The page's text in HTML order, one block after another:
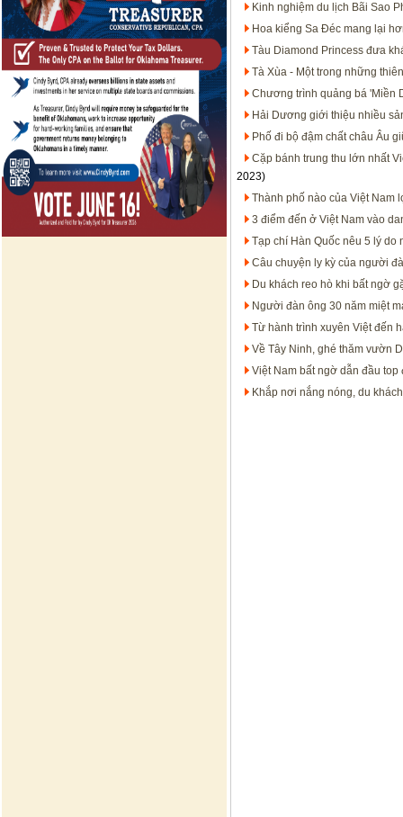
Kinh nghiệm du lịch Bãi Sao
Hoa kiểng Sa Đéc mang lại
Tàu Diamond Princess đưa
Tà Xùa - Một trong những
Chương trình quảng bá 'Miền
Hải Dương giới thiệu nhiều
Phố đi bộ đậm chất châu Âu
Cặp bánh trung thu lớn nhất
2023)
Thành phố nào của Việt Nam
3 điểm đến ở Việt Nam vào
Tạp chí Hàn Quốc nêu 5 lý do
Câu chuyện ly kỳ của người
Du khách reo hò khi bất ngờ
Người đàn ông 30 năm miệt
Từ hành trình xuyên Việt đến
Về Tây Ninh, ghé thăm vườn
Việt Nam bất ngờ dẫn đầu
Khắp nơi nắng nóng, du